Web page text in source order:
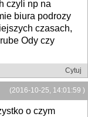
czyli np na
biura podrozy
czasach,
Ody czy
Cytuj
(2016-10-25, 14:01:59 )
o czym